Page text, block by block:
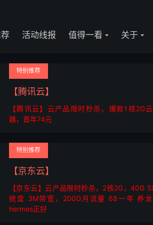
活动线报 值得一看 关于
特别推荐
【腾讯云】
【腾讯云】云产品限时秒杀，爆款1核2G
器，首年74元
特别推荐
【京东云】
【京东云】云产品限时秒杀，2核2G，40G
统盘 3M带宽，200G月流量 68一年 养
hermes正好